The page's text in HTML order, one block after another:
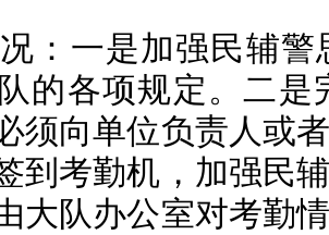
：一是加强民辅
的各项规定。二
须向单位负责人或
到考勤机，加强民
大队办公室对考勤